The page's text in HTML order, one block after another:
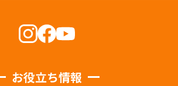
お役立ち情報